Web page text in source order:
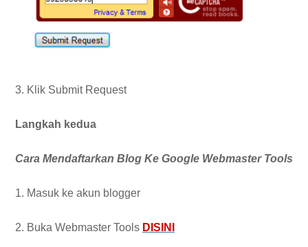
3. Klik Submit Request
Langkah kedua
Cara Mendaftarkan Blog Ke Google Webmaster Tools
1. Masuk ke akun blogger
2. Buka Webmaster Tools DISINI